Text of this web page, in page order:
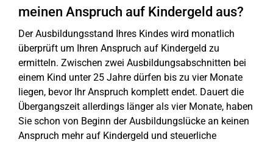
meinen Anspruch auf Kindergeld aus?
Der Ausbildungsstand Ihres Kindes wird monatlich
überprüft um Ihren Anspruch auf Kindergeld zu
ermitteln. Zwischen zwei Ausbildungsabschnitten bei
einem Kind unter 25 Jahre dürfen bis zu vier Monate
liegen, bevor Ihr Anspruch komplett endet. Dauert die
Übergangszeit allerdings länger als vier Monate, haben
Sie schon von Beginn der Ausbildungslücke an keinen
Anspruch mehr auf Kindergeld und steuerliche